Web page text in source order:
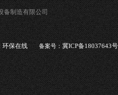
备制造有限公司
环保在线 备案号：冀ICP备18037643